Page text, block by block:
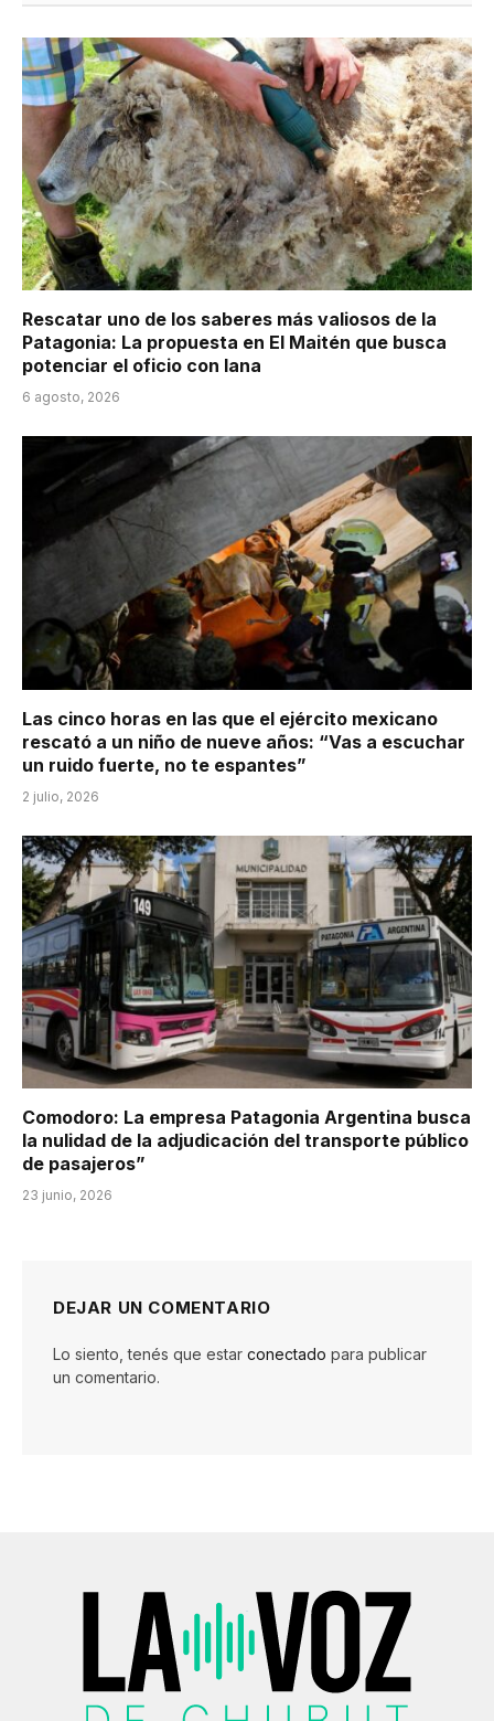
Rescatar uno de los saberes más valiosos de la
Patagonia: La propuesta en El Maitén que busca
potenciar el oficio con lana
6 agosto, 2026
Las cinco horas en las que el ejército mexicano
rescató a un niño de nueve años: “Vas a escuchar
un ruido fuerte, no te espantes”
2 julio, 2026
Comodoro: La empresa Patagonia Argentina busca
la nulidad de la adjudicación del transporte público
de pasajeros”
23 junio, 2026
DEJAR UN COMENTARIO
Lo siento, tenés que estar conectado para publicar
un comentario.